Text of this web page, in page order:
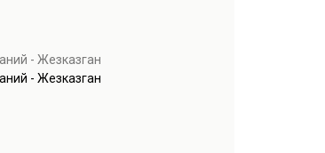
- Жезказган
- Жезказган